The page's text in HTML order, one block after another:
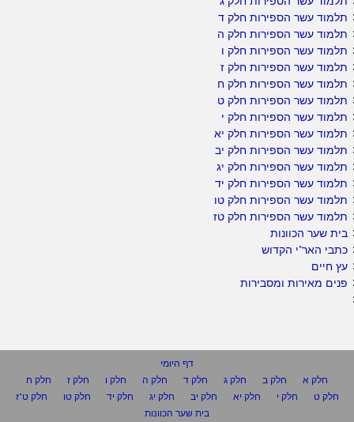
תלמוד עשר הספירות חלק ד
תלמוד עשר הספירות חלק ה
תלמוד עשר הספירות חלק ו
תלמוד עשר הספירות חלק ז
תלמוד עשר הספירות חלק ח
תלמוד עשר הספירות חלק ט
תלמוד עשר הספירות חלק י
תלמוד עשר הספירות חלק יא
תלמוד עשר הספירות חלק יב
תלמוד עשר הספירות חלק יג
תלמוד עשר הספירות חלק יד
תלמוד עשר הספירות חלק טו
תלמוד עשר הספירות חלק טז
בית שער הכוונות
כתבי האר"י הקדוש
עץ חיים
פנים מאירות ומסבירות
דף היומי
חלק א
חלק ב חלק ג חלק ד חלק ה חלק ו חלק ז
חלק ח
חלק ט
חלק י חלק יא חלק יב חלק יג חלק יד חלק טו
חלק ט"ז
בית שער הכוונות